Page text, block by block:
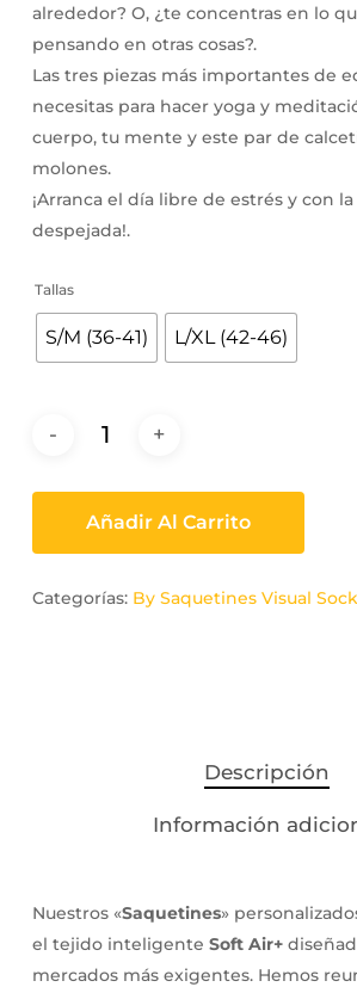
alrededor? O, ¿te concentras en lo
pensando en otras cosas?.
Las tres piezas más importantes de
necesitas para hacer yoga y
cuerpo, tu mente y este par de
molones.
¡Arranca el día libre de estrés y con
despejada!.
Tallas
S/M (36-41) L/XL (42-46)
Añadir Al Carrito
Categorías: By Saquetines Visual
Descripción
Información
Nuestros «Saquetines»
el tejido inteligente Soft Air+
mercados más exigentes. Hemos